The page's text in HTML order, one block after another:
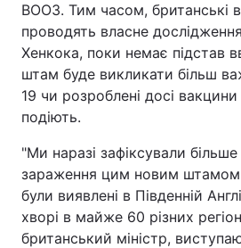
Екологія
Лонгріди
Відео з Youtube
Інтерв'ю
Архів
Контакти
ВООЗ. Тим часом, британські
проводять власне
Хенкока, поки немає підстав
штам буде викликати більш
19 чи розроблені досі
подіють.
"Ми наразі зафіксували більше
зараження цим новим
були виявлені в Південній
хворі в майже 60 різних
британський міністр,